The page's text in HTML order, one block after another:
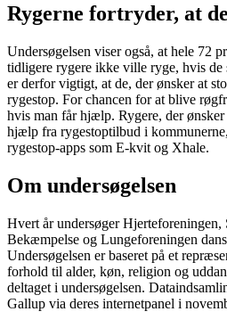
Rygerne fortryder, at
Undersøgelsen viser også, at hele 72
tidligere rygere ikke ville ryge, hvis
er derfor vigtigt, at de, der ønsker at
rygestop. For chancen for at blive
hvis man får hjælp. Rygere, der
hjælp fra rygestoptilbud i
rygestop-apps som E-kvit og Xhale.
Om undersøgelsen
Hvert år undersøger
Bekæmpelse og Lungeforeningen
Undersøgelsen er baseret på et
forhold til alder, køn, religion og
deltaget i undersøgelsen.
Gallup via deres internetpanel i